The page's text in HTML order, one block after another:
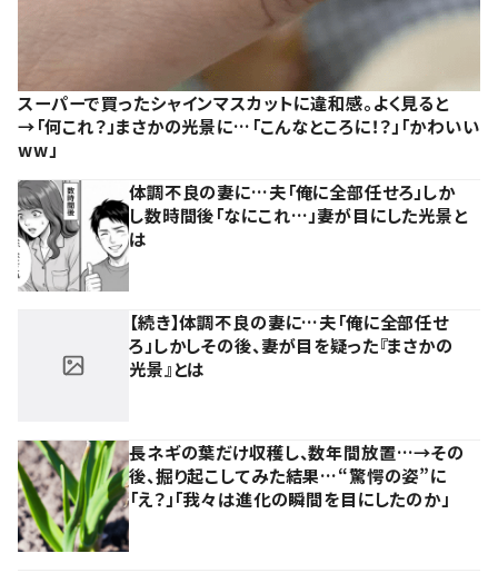
スーパーで買ったシャインマスカットに違和感。よく見ると
→「何これ？」まさかの光景に…「こんなところに！？」「かわいい
ww」
体調不良の妻に…夫「俺に全部任せろ」しか
し数時間後「なにこれ…」妻が目にした光景と
は
【続き】体調不良の妻に…夫「俺に全部任せ
ろ」しかしその後、妻が目を疑った『まさかの
光景』とは
長ネギの葉だけ収穫し、数年間放置…→その
後、掘り起こしてみた結果…“驚愕の姿”に
「え？」「我々は進化の瞬間を目にしたのか」